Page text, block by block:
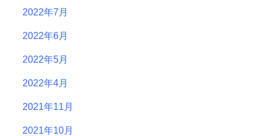
2022年7月
2022年6月
2022年5月
2022年4月
2021年11月
2021年10月